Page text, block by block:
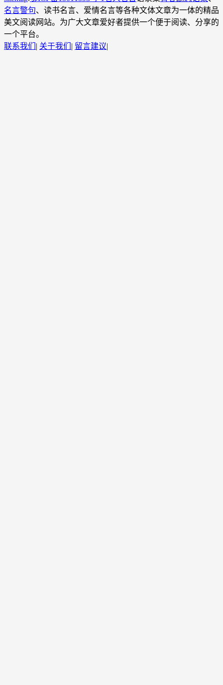
名言警句、读书名言、爱情名言等各种文体文章为一体的精品
美文阅读网站。为广大文章爱好者提供一个便于阅读、分享的
一个平台。
联系我们 | 关于我们 | 留言建议|